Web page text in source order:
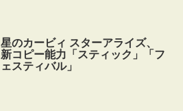
星のカービィ スターアライズ、
新コピー能力「スティック」「フ
ェスティバル」